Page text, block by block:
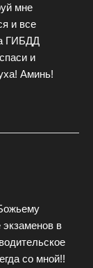
мне
и все
ГИБДД
и
Аминь!
в
со мной!!